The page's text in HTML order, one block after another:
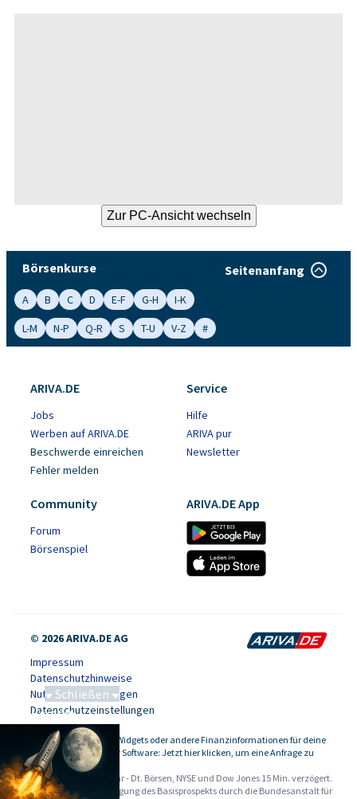
Börsenkurse Seitenanfang
A B C D E-F G-H
I-K
L-M
N-P Q-R S T-U V-Z #
ARIVA.DE
Jobs
Werben auf ARIVA.DE
Beschwerde einreichen
Fehler melden
Service
Hilfe
ARIVA pur
Newsletter
Community
Forum
Börsenspiel
ARIVA.DE App
© 2026 ARIVA.DE AG
Impressum
Datenschutzhinweise
Nutzungsbedingungen
Datenschutzeinstellungen
-
Kursdaten, Widgets oder andere Finanzinformationen für deine
Website oder Software: Jetzt hier klicken, um eine Anfrage zu
stellen.
Alle Angaben ohne Gewähr - Dt. Börsen, NYSE und Dow Jones 15 Min. verzögert.
Werbehinweise:
Die Billigung des Basisprospekts durch die Bundesanstalt für
Schließen
Saga bei 0,53 CAD